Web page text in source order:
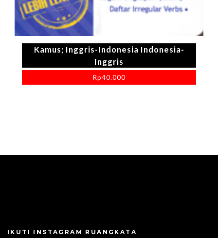
Kamus; Inggris-Indonesia Indonesia-
Inggris
Rp40.000
IKUTI INSTAGRAM RUANGKATA